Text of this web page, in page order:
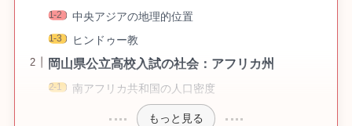
中央アジアの地理的位置
ヒンドゥー教
岡山県公立高校入試の社会：アフリカ州
南アフリカ共和国の人口密度
もっと見る